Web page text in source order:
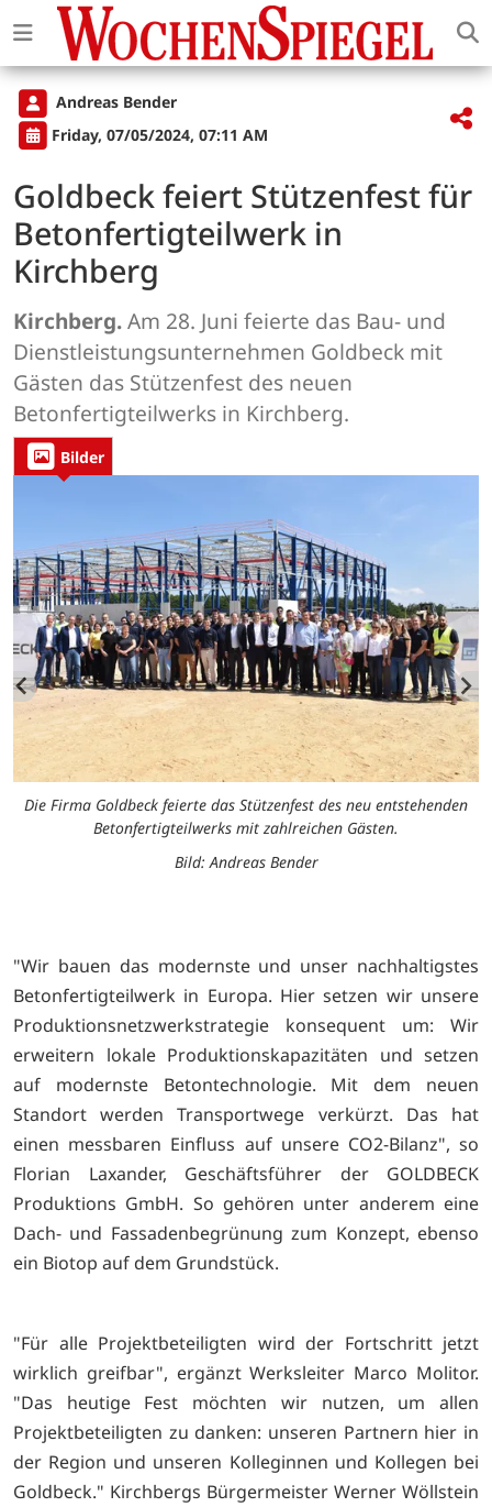
Andreas Bender
Friday, 07/05/2024, 07:11 AM
Goldbeck feiert Stützenfest für
Betonfertigteilwerk in
Kirchberg
Kirchberg.Am 28. Juni feierte das Bau- und
Dienstleistungsunternehmen Goldbeck mit
Gästen das Stützenfest des neuen
Betonfertigteilwerks in Kirchberg.
Bilder
Die Firma Goldbeck feierte das Stützenfest des neu entstehenden
Betonfertigteilwerks mit zahlreichen Gästen.
Bild: Andreas Bender
"Wir bauen das modernste und unser nachhaltigstes
Betonfertigteilwerk in Europa. Hier setzen wir unsere
Produktionsnetzwerkstrategie konsequent um: Wir
erweitern lokale Produktionskapazitäten und setzen
auf modernste Betontechnologie. Mit dem neuen
Standort werden Transportwege verkürzt. Das hat
einen messbaren Einfluss auf unsere CO2-Bilanz", so
Florian Laxander, Geschäftsführer der GOLDBECK
Produktions GmbH. So gehören unter anderem eine
Dach- und Fassadenbegrünung zum Konzept, ebenso
ein Biotop auf dem Grundstück.
"Für alle Projektbeteiligten wird der Fortschritt jetzt
wirklich greifbar", ergänzt Werksleiter Marco Molitor.
"Das heutige Fest möchten wir nutzen, um allen
Projektbeteiligten zu danken: unseren Partnern hier in
der Region und unseren Kolleginnen und Kollegen bei
Goldbeck." Kirchbergs Bürgermeister Werner Wöllstein